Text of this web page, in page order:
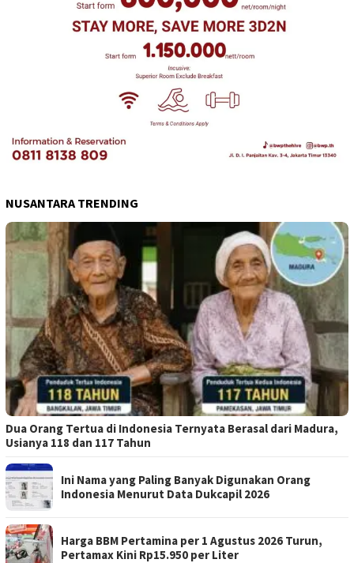
NUSANTARA TRENDING
Dua Orang Tertua di Indonesia Ternyata Berasal dari Madura,
Usianya 118 dan 117 Tahun
Ini Nama yang Paling Banyak Digunakan Orang
Indonesia Menurut Data Dukcapil 2026
Harga BBM Pertamina per 1 Agustus 2026 Turun,
Pertamax Kini Rp15.950 per Liter